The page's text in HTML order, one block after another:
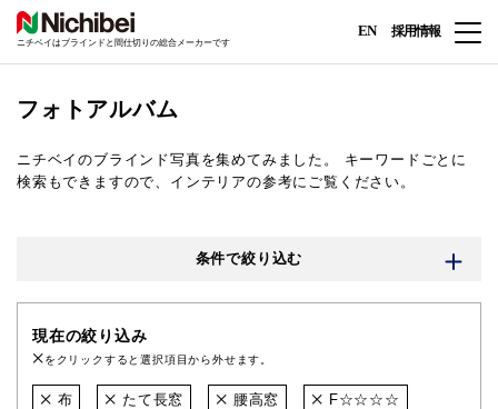
ニチベイはブラインドと間仕切りの総合メーカーです
EN 採用情報
フォトアルバム
ニチベイのブラインド写真を集めてみました。
キーワードごとに
検索もできますので、インテリアの参考にご覧ください。
条件で絞り込む
現在の絞り込み
をクリックすると選択項目から外せます。
布 たて長窓 腰高窓 F☆☆☆☆